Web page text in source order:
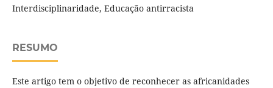
Interdisciplinaridade, Educação antirracista
RESUMO
Este artigo tem o objetivo de reconhecer as africanidades